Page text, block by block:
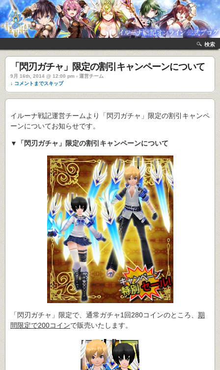
検索
「閃刃ガチャ」限定の割引キャンペーンについて
9月 16th, 2014 @ 12:00 pm › 運営チーム
↓ コメントまでスキップ
イルーナ戦記運営チームより「閃刃ガチャ」限定の割引キャンペ
ーンについてお知らせです。
▼「閃刃ガチャ」限定の割引キャンペーンについて
「閃刃ガチャ」限定で、通常ガチャ1回280コインのところ、 期
間限定で200コインで販売いたします。